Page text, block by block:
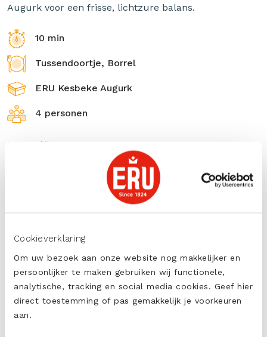
Cookieverklaring
Om uw bezoek aan onze website nog makkelijker en
persoonlijker te maken gebruiken wij functionele,
analytische, tracking en social media cookies. Geef hier
direct toestemming of pas gemakkelijk je voorkeuren
aan.
Augurk voor een frisse, lichtzure balans.
10 min
Tussendoortje, Borrel
ERU Kesbeke Augurk
4 personen
Ingrediënten
2 sneetjes roggebrood
2 haring (uitgelekt)
Voorbereiding | 3 min
Snijd de sneetjes roggebrood elk in 4 stukken.